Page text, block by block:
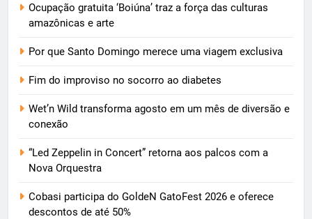
Ocupação gratuita ‘Boiúna’ traz a força das culturas
amazônicas e arte
Por que Santo Domingo merece uma viagem exclusiva
Fim do improviso no socorro ao diabetes
Wet’n Wild transforma agosto em um mês de diversão e
conexão
“Led Zeppelin in Concert” retorna aos palcos com a
Nova Orquestra
Cobasi participa do GoldeN GatoFest 2026 e oferece
descontos de até 50%